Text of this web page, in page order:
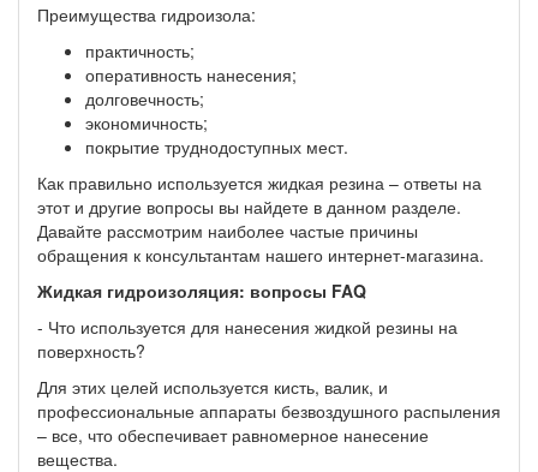
Преимущества гидроизола:
практичность;
оперативность нанесения;
долговечность;
экономичность;
покрытие труднодоступных мест.
Как правильно используется жидкая резина – ответы на
этот и другие вопросы вы найдете в данном разделе.
Давайте рассмотрим наиболее частые причины
обращения к консультантам нашего интернет-магазина.
Жидкая гидроизоляция: вопросы FAQ
- Что используется для нанесения жидкой резины на
поверхность?
Для этих целей используется кисть, валик, и
профессиональные аппараты безвоздушного распыления
– все, что обеспечивает равномерное нанесение
вещества.